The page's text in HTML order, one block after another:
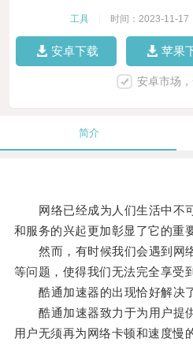
工具 时间：2023-11-17
安卓下载 苹果
安卓市场
简介
网络已经成为人们生活中不
和服务的兴起更加彰显了它的重
然而，有时候我们会遇到网
等问题，使得我们无法完全享受
酷通加速器的出现恰好解决了
酷通加速器致力于为用户提
用户无须再为网络卡顿和速度慢